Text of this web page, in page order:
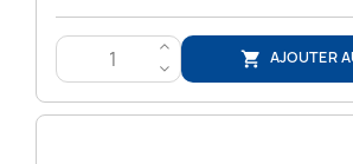
>
<
 AJOUTER